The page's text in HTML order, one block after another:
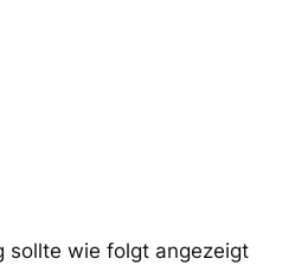
sollte wie folgt angezeigt